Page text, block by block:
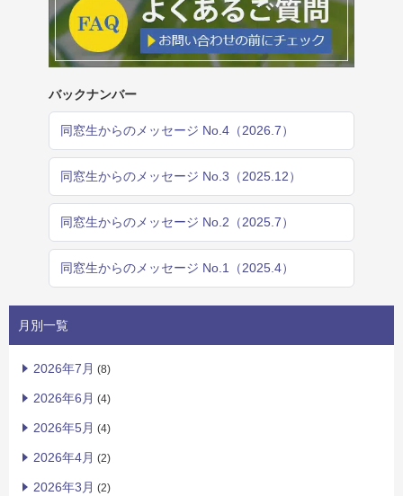
バックナンバー
同窓生からのメッセージ No.4（2026.7）
同窓生からのメッセージ No.3（2025.12）
同窓生からのメッセージ No.2（2025.7）
同窓生からのメッセージ No.1（2025.4）
月別一覧
2026年7月 (8)
2026年6月 (4)
2026年5月 (4)
2026年4月 (2)
2026年3月 (2)